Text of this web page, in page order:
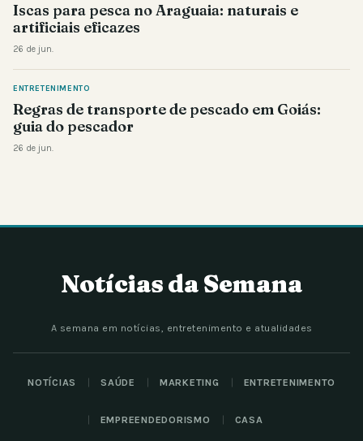
Iscas para pesca no Araguaia: naturais e
artificiais eficazes
26 de jun.
ENTRETENIMENTO
Regras de transporte de pescado em Goiás:
guia do pescador
26 de jun.
Notícias da Semana
A semana em notícias, entretenimento e atualidades
NOTÍCIAS SAÚDE MARKETING ENTRETENIMENTO
EMPREENDEDORISMO CASA